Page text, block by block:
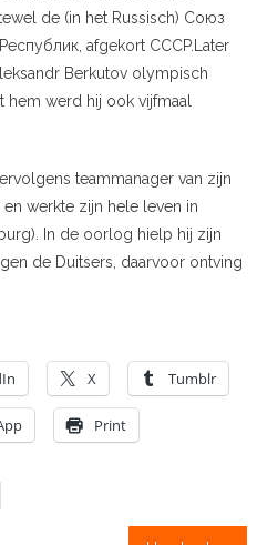
de (in het Russisch) Союз
afgekort CCCP.Later
Berkutov olympisch
hem werd hij ook vijfmaal
teammanager van zijn
werkte zijn hele leven in
In de oorlog hielp hij zijn
de Duitsers, daarvoor ontving
X Tumblr
Print